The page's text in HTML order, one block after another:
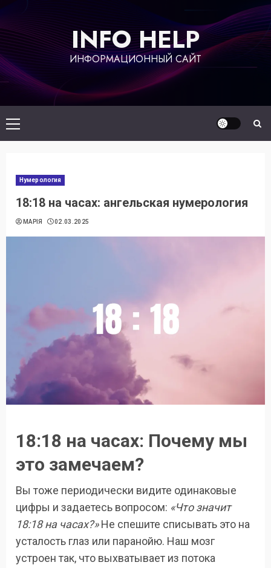
содержимому
INFO HELP
ИНФОРМАЦИОННЫЙ САЙТ
Основное
меню
Нумерология
18:18 на часах: ангельская нумерология
МАРІЯ 02.03.2025
18:18 на часах: Почему мы
это замечаем?
Вы тоже периодически видите одинаковые
цифры и задаетесь вопросом: «Что значит
18:18 на часах?»Не спешите списывать это на
усталость глаз или паранойю. Наш мозг
устроен так, что выхватывает из потока